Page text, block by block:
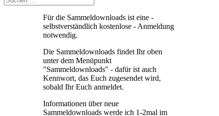
Für die Sammeldownloads ist eine -
selbstverständlich kostenlose - Anmeldung
notwendig.
Die Sammeldownloads findet Ihr oben
unter dem Menüpunkt
"Sammeldownloads" - dafür ist auch
Kennwort, das Euch zugesendet wird,
sobald Ihr Euch anmeldet.
Informationen über neue
Sammeldownloads werde ich 1-2mal im